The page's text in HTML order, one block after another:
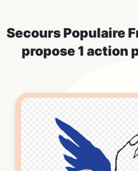
Secours Populaire
propose 1 action